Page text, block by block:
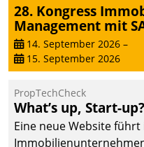
automatisiert
zielgerichtete
Mieterbefragungen – eine
starke Grundlage für
intelligente,
datengestützte
Entscheidungen.
28. Kongress
Management mit
14. September 2026 –
15. September 2026
PropTechCheck
What’s up, Start-up?
Eine neue Website